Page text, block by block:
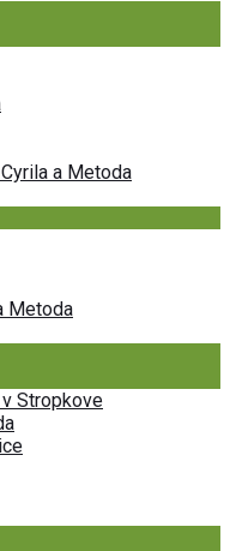
a Metoda
Metoda
Stropkove